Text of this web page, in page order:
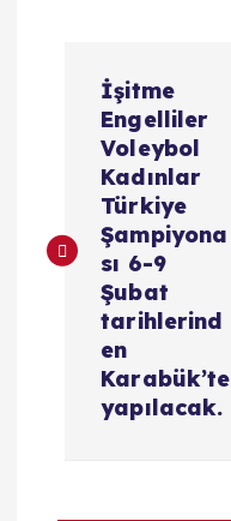
ı
İşitme
Engelliler
Voleybol
Kadınlar
Türkiye
Şampiyona
sı 6-9
Şubat
tarihlerind
en
Karabük’te
yapılacak.